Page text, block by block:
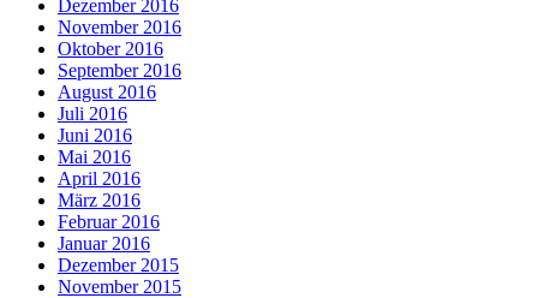
Dezember 2016
November 2016
Oktober 2016
September 2016
August 2016
Juli 2016
Juni 2016
Mai 2016
April 2016
März 2016
Februar 2016
Januar 2016
Dezember 2015
November 2015